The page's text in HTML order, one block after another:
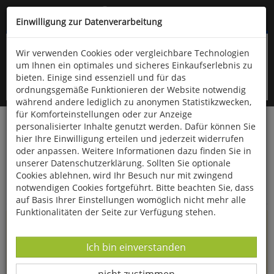
Kompletten Head der Seite überspringen
oder (06766) 9323-960
Startseite Informationen
Uppps...
Sie sind weitergeleitet worden !
haben zu öffnen, gibt es leider nicht mehr in unserem
Einwilligung zur Datenverarbeitung
Wir verwenden Cookies oder vergleichbare Technologien
um Ihnen ein optimales und sicheres Einkaufserlebnis zu
bieten. Einige sind essenziell und für das
ordnungsgemäße Funktionieren der Website notwendig
während andere lediglich zu anonymen Statistikzwecken,
für Komforteinstellungen oder zur Anzeige
personalisierter Inhalte genutzt werden. Dafür können Sie
hier Ihre Einwilligung erteilen und jederzeit widerrufen
oder anpassen. Weitere Informationen dazu finden Sie in
unserer Datenschutzerklärung. Sollten Sie optionale
Cookies ablehnen, wird Ihr Besuch nur mit zwingend
notwendigen Cookies fortgeführt. Bitte beachten Sie, dass
auf Basis Ihrer Einstellungen womöglich nicht mehr alle
Funktionalitäten der Seite zur Verfügung stehen.
Datenverarbeitung -
Ich bin einverstanden